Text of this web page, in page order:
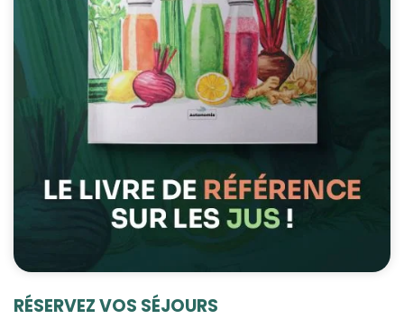
RÉSERVEZ VOS SÉJOURS